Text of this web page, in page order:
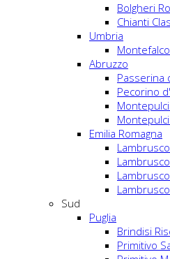
Bolgheri
Chianti
Umbria
Abruzzo
Passerina
Pecorino
Emilia Romagna
Sud
Puglia
Brindisi
Primitivo